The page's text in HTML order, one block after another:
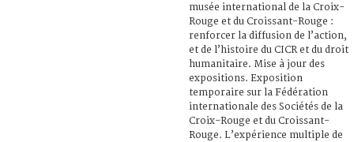
musée international de la Croix-
Rouge et du Croissant-Rouge :
renforcer la diffusion de l’action,
et de l’histoire du CICR et du droit
humanitaire. Mise à jour des
expositions. Exposition
temporaire sur la Fédération
internationale des Sociétés de la
Croix-Rouge et du Croissant-
Rouge. L’expérience multiple de